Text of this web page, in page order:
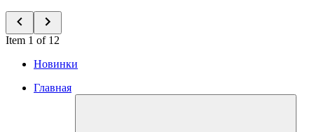
Item 1 of 12
Новинки
Главная